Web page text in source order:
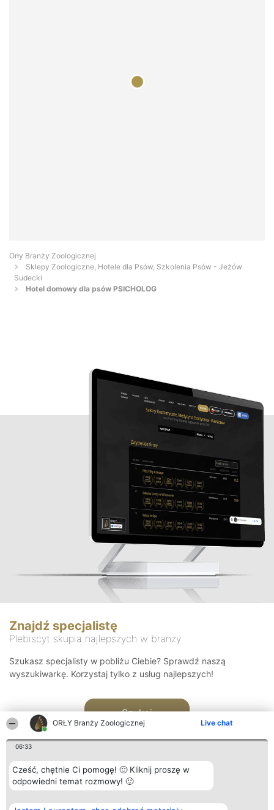
ORŁY Branży Zoologicznej Live chat
06:33
Cześć, chętnie Ci pomogę! 🙂 Kliknij proszę w
odpowiedni temat rozmowy! 🙂
Orły Branży Zoologicznej
Sklepy Zoologiczne, Hotele dla Psów, Szkolenia Psów - Jeżów
Sudecki
Hotel domowy dla psów PSICHOLOG
Znajdź specjalistę
Plebiscyt skupia najlepszych w branży
Szukasz specjalisty w pobliżu Ciebie? Sprawdź naszą
wyszukiwarkę. Korzystaj tylko z usług najlepszych!
Szukaj
Organizator plebiscytu Plebiscyt Kontakt